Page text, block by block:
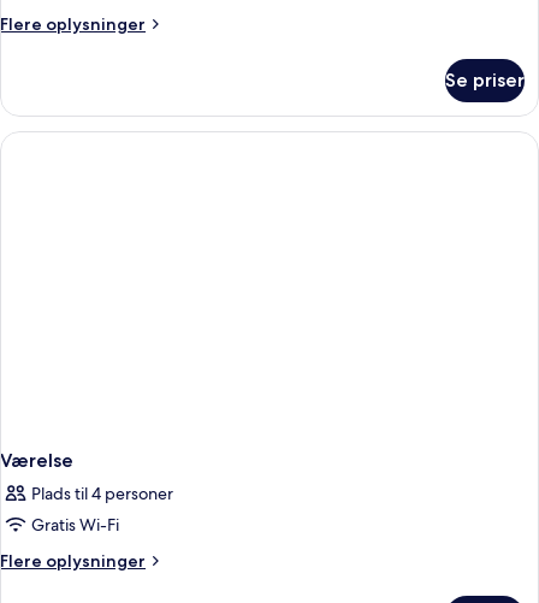
Flere oplysninger
Flere
suite
2
Se priser
Værelse
Plads til 4 personer
Gratis Wi-Fi
Flere oplysninger
Flere